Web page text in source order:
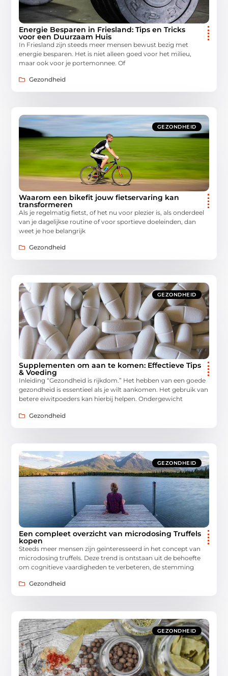
Energie Besparen in Friesland: Tips en Tricks
voor een Duurzaam Huis
In Friesland zijn steeds meer mensen bewust bezig met
energie besparen. Het is niet alleen goed voor het milieu,
maar ook voor je portemonnee. Of
Gezondheid
GEZONDHEID
Waarom een bikefit jouw fietservaring kan
transformeren
Als je regelmatig fietst, of het nu voor plezier is, als onderdeel
van je dagelijkse routine of voor sportieve doeleinden, dan
weet je hoe belangrijk
Gezondheid
GEZONDHEID
Supplementen om aan te komen: Effectieve Tips
& Voeding
Inleiding “Gezondheid is rijkdom.” Het hebben van een goede
gezondheid is essentieel als je wilt aankomen. Het gebruik van
betere eiwitpoeders kan hierbij helpen. Ondergewicht
Gezondheid
GEZONDHEID
Een compleet overzicht van microdosing Truffels
kopen
Steeds meer mensen zijn geïnteresseerd in het concept van
microdosing truffels. Deze trend is ontstaan uit de behoefte
om cognitieve vaardigheden te verbeteren, de stemming
Gezondheid
GEZONDHEID